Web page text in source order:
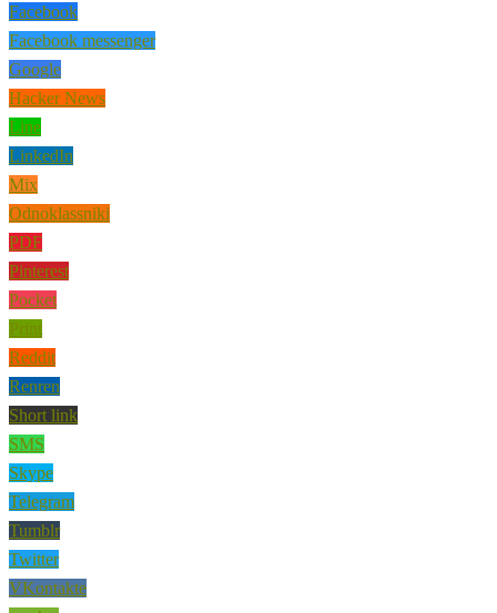
Facebook
Facebook messenger
Google
Hacker News
Line
LinkedIn
Mix
Odnoklassniki
PDF
Pinterest
Pocket
Print
Reddit
Renren
Short link
SMS
Skype
Telegram
Tumblr
Twitter
VKontakte